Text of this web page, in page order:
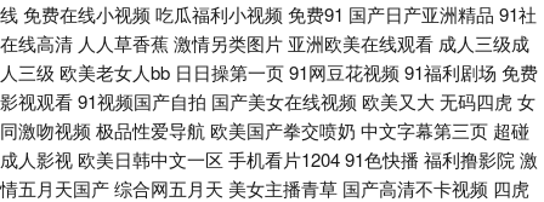
莓在线看 日韩伦理视频在线观看 国产精品一不卡 91社电影院 亚洲伊人变态
中文字幕 四虎视频麻豆 先锋影视电影人妻AV 午夜福利视频国产一区 1024自
拍视频在线 日本韩国在线不卡视频 91超碰资源总站 av日韩福利精品导航 男
线免费在线小视频 吃瓜福利小视频 免费91 国产日产亚洲精品 91社
在线高清 人人草香蕉激情另类图片 亚洲欧美在线观看 成人三级成
人三级 欧美老女人bb 日日操第一页91网豆花视频 91福利剧场 免费
影视观看91视频国产自拍 国产美女在线视频 欧美又大无码四虎女
同激吻视频 极品性爱导航 欧美国产拳交喷奶 中文字幕第三页 超碰
成人影视 欧美日韩中文一区 手机看片120491色快播 福利撸影院 激
情五月天国产综合网五月天 美女主播青草 国产高清不卡视频 四虎